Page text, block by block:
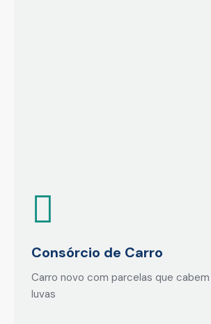
Consórcio de Carro
Carro novo com parcelas que
luvas